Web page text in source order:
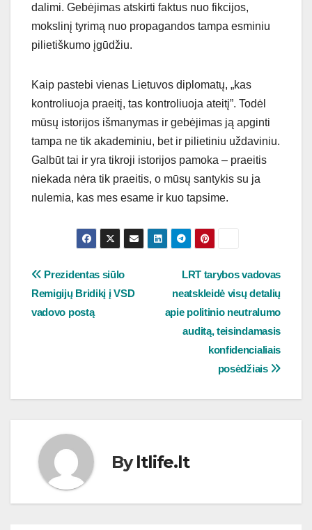
dalimi. Gebėjimas atskirti faktus nuo fikcijos,
mokslinį tyrimą nuo propagandos tampa esminiu
pilietiškumo įgūdžiu.
Kaip pastebi vienas Lietuvos diplomatų, „kas
kontroliuoja praeitį, tas kontroliuoja ateitį”. Todėl
mūsų istorijos išmanymas ir gebėjimas ją apginti
tampa ne tik akademiniu, bet ir pilietiniu uždaviniu.
Galbūt tai ir yra tikroji istorijos pamoka – praeitis
niekada nėra tik praeitis, o mūsų santykis su ja
nulemia, kas mes esame ir kuo tapsime.
Navigacija
tarp
LRT tarybos vadovas
neatskleidė visų detalių
apie politinio neutralumo
auditą, teisindamasis
konfidencialiais
posėdžiais
Prezidentas siūlo
Remigijų Bridikį į VSD
vadovo postą
Byltlife.lt